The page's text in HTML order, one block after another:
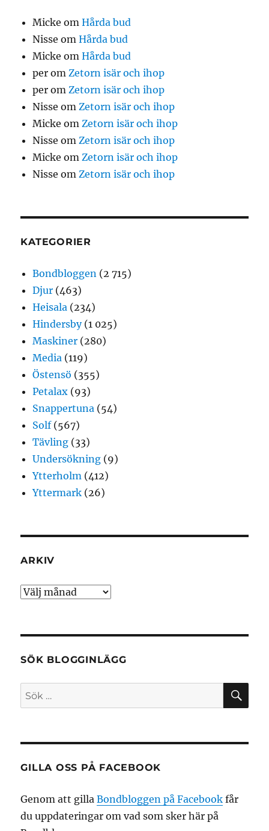
Micke omHårda bud
Nisse omHårda bud
Micke omHårda bud
per omZetorn isär och ihop
per omZetorn isär och ihop
Nisse omZetorn isär och ihop
Micke omZetorn isär och ihop
Nisse omZetorn isär och ihop
Micke omZetorn isär och ihop
Nisse omZetorn isär och ihop
KATEGORIER
Bondbloggen (2 715)
Djur (463)
Heisala (234)
Hindersby(1 025)
Maskiner (280)
Media (119)
Östensö (355)
Petalax (93)
Snappertuna (54)
Solf(567)
Tävling (33)
Undersökning (9)
Ytterholm (412)
Yttermark (26)
ARKIV
Arkiv
SÖK BLOGGINLÄGG
Sök
efter:
GILLA OSS PÅ FACEBOOK
Genom att gillaBondbloggen på Facebook får
du uppdateringar om vad som sker här på